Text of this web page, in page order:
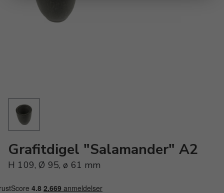
Grafitdigel "Salamander" A2
H 109, Ø 95, ø 61 mm